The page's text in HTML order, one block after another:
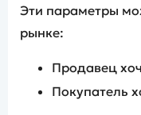
Эти параметры
рынке:
Продавец
Покупатель